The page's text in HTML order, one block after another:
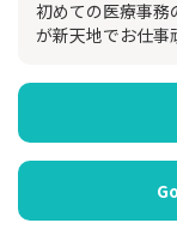
初めての医療事務
が新天地でお仕事